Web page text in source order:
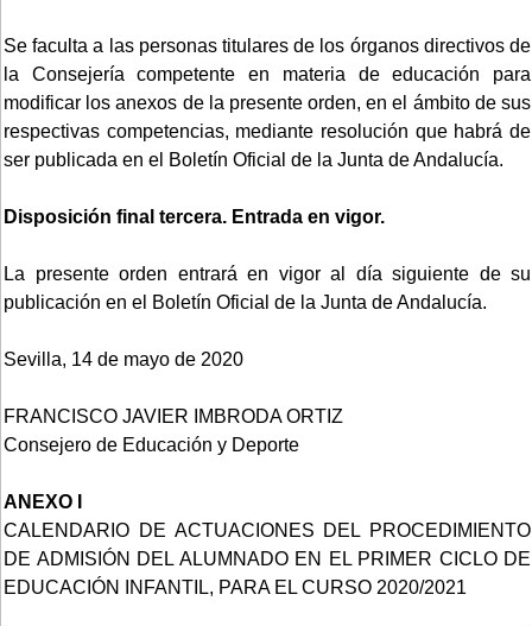
Se faculta a las personas titulares de los órganos directivos de
la Consejería competente en materia de educación para
modificar los anexos de la presente orden, en el ámbito de sus
respectivas competencias, mediante resolución que habrá de
ser publicada en el Boletín Oficial de la Junta de Andalucía.
Disposición final tercera. Entrada en vigor.
La presente orden entrará en vigor al día siguiente de su
publicación en el Boletín Oficial de la Junta de Andalucía.
Sevilla, 14 de mayo de 2020
FRANCISCO JAVIER IMBRODA ORTIZ
Consejero de Educación y Deporte
ANEXO I
CALENDARIO DE ACTUACIONES DEL PROCEDIMIENTO
DE ADMISIÓN DEL ALUMNADO EN EL PRIMER CICLO DE
EDUCACIÓN INFANTIL, PARA EL CURSO 2020/2021